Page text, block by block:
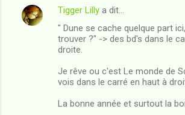
Tigger Lilly a dit…
" Dune se cache quelque part
trouver ?" -> des bd's dans le
droite.
Je rêve ou c'est Le monde de
vois dans le carré en haut à
La bonne année et surtout la